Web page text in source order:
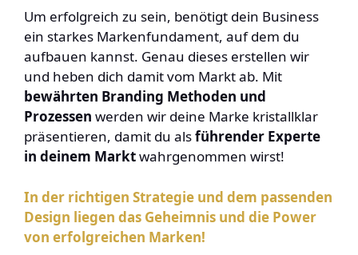
Um erfolgreich zu sein, benötigt dein Business
ein starkes Markenfundament, auf dem du
aufbauen kannst. Genau dieses erstellen wir
und heben dich damit vom Markt ab. Mit
bewährten Branding Methoden und
Prozessen werden wir deine Marke kristallklar
präsentieren, damit du alsführender Experte
in deinem Marktwahrgenommen wirst!
In der richtigen Strategie und dem passenden
Design liegen das Geheimnis und die Power
von erfolgreichen Marken!